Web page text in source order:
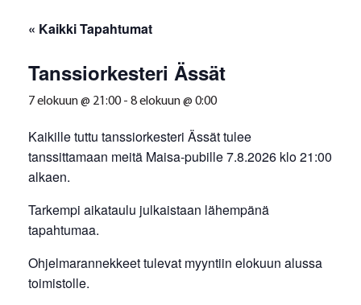
« Kaikki Tapahtumat
Tanssiorkesteri Ässät
7 elokuun @ 21:00- 8 elokuun @ 0:00
Kaikille tuttu tanssiorkesteri Ässät tulee
tanssittamaan meitä Maisa-pubille 7.8.2026 klo 21:00
alkaen.
Tarkempi aikataulu julkaistaan lähempänä
tapahtumaa.
Ohjelmarannekkeet tulevat myyntiin elokuun alussa
toimistolle.